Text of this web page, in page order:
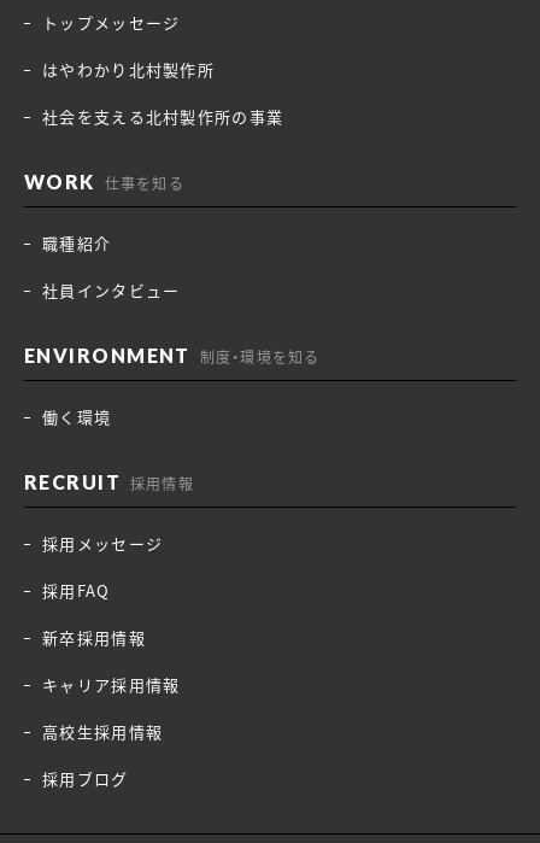
トップメッセージ
はやわかり北村製作所
社会を支える北村製作所の事業
仕事を知る
職種紹介
社員インタビュー
制度・環境を知る
働く環境
採用情報
採用メッセージ
採用FAQ
新卒採用情報
キャリア採用情報
高校生採用情報
採用ブログ